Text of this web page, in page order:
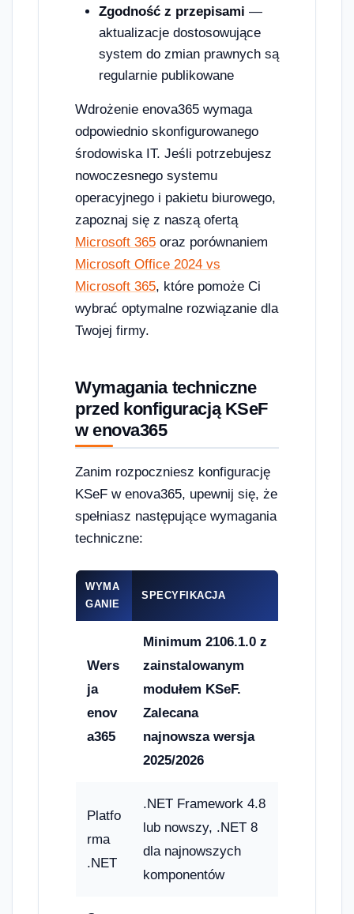
Zgodność z przepisami —
aktualizacje dostosowujące
system do zmian prawnych są
regularnie publikowane
Wdrożenie enova365 wymaga
odpowiednio skonfigurowanego
środowiska IT. Jeśli potrzebujesz
nowoczesnego systemu
operacyjnego i pakietu biurowego,
zapoznaj się z naszą ofertą
Microsoft 365 oraz porównaniem
Microsoft Office 2024 vs
Microsoft 365, które pomoże Ci
wybrać optymalne rozwiązanie dla
Twojej firmy.
Wymagania techniczne
przed konfiguracją KSeF
w enova365
Zanim rozpoczniesz konfigurację
KSeF w enova365, upewnij się, że
spełniasz następujące wymagania
techniczne:
WYMA
GANIE
SPECYFIKACJA
Wers
ja
enov
a365
Minimum 2106.1.0 z
zainstalowanym
modułem KSeF.
Zalecana
najnowsza wersja
2025/2026
Platfo
rma
.NET
.NET Framework 4.8
lub nowszy, .NET 8
dla najnowszych
komponentów